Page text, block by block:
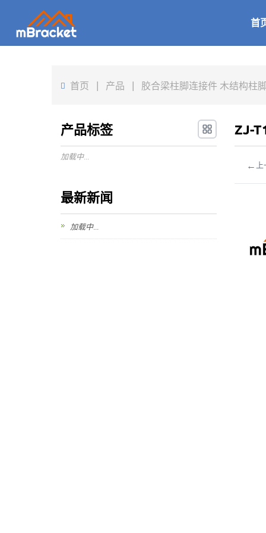
首
首页 | 产品 | 胶合梁柱脚连接件 木结构柱
ZJ-
←
产品标签
加载中...
最新新闻
加载中...